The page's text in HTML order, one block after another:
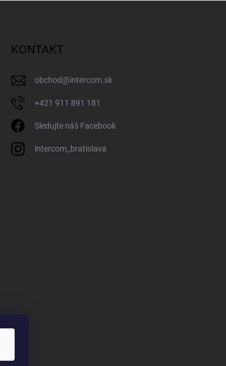
KONTAKT
obchod@intercom.sk
+421 911 891 181
Sledujte náš Facebook
intercom_bratislava